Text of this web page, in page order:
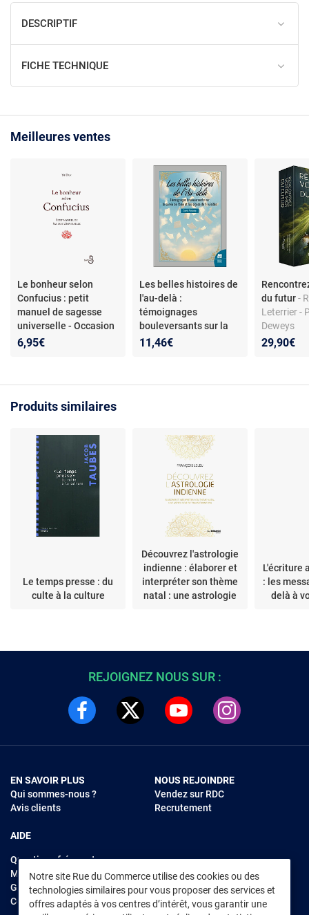
DESCRIPTIF
FICHE TECHNIQUE
Meilleures ventes
Le bonheur selon
Confucius : petit
manuel de sagesse
universelle - Occasion
- Dan Yu
6,95€
Les belles histoires de
l'au-delà :
témoignages
bouleversants sur la
survie de l'âme et les
11,46€
du futur-
Leterrier -
Deweys
29,90€
Produits similaires
Le temps presse : du
culte à la culture
Découvrez l'astrologie
indienne : élaborer et
interpréter son thème
natal : une astrologie
L'écriture
: les
delà à
Notre site Rue du Commerce utilise des cookies ou des
technologies similaires pour vous proposer des services et
offres adaptés à vos centres d’intérêt, vous garantir une
REJOIGNEZ NOUS SUR :
EN SAVOIR PLUS
Qui sommes-nous ?
Avis clients
AIDE
Questions fréquentes
Modes de règlements
Garantie et retours
Contacter Rue du Commerce
NOUS REJOINDRE
Vendez sur RDC
Recrutement